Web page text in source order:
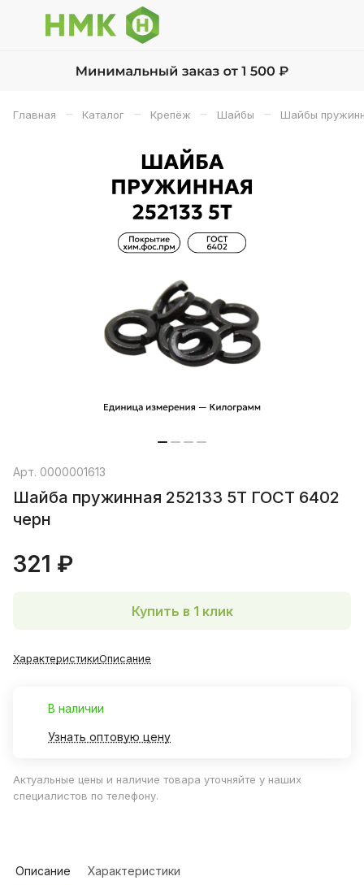
Главная – Каталог – Крепёж – Шайбы – Шайбы
Арт. 0000001613
Шайба пружинная 252133 5Т ГОСТ 6402
черн
321 ₽
Купить в 1 клик
ХарактеристикиОписание
В наличии
Узнать оптовую цену
Актуальные цены и наличие товара уточняйте у наших
специалистов по телефону.
Описание Характеристики